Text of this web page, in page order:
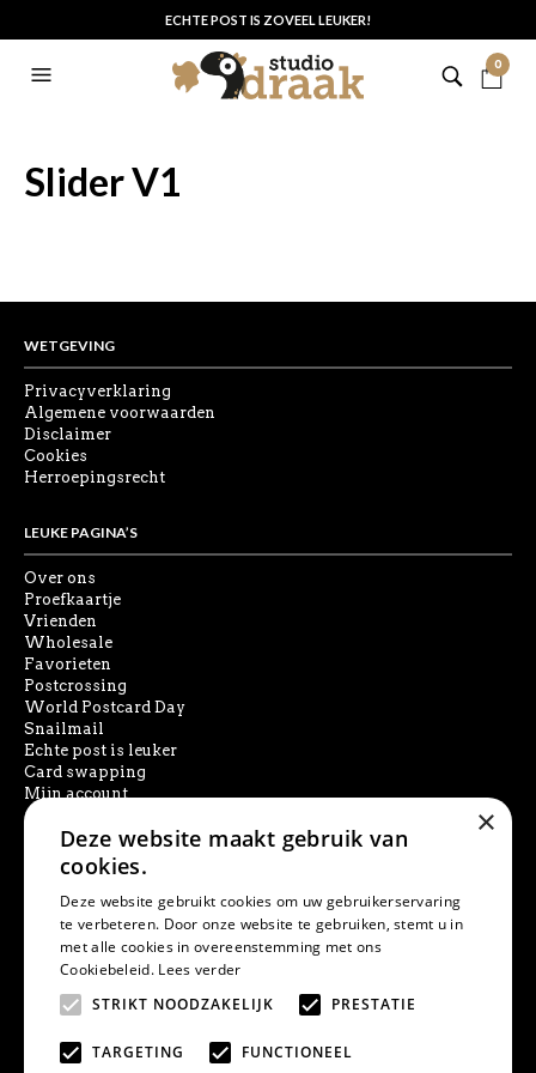
ECHTE POST IS ZOVEEL LEUKER!
0
Slider V1
WETGEVING
Privacyverklaring
Algemene voorwaarden
Disclaimer
Cookies
Herroepingsrecht
LEUKE PAGINA’S
Over ons
Proefkaartje
Vrienden
Wholesale
Favorieten
Postcrossing
World Postcard Day
Snailmail
Echte post is leuker
Card swapping
Mijn account
SOCIAL MEDIA
PRODUCT ZOEKEN
×
Deze website maakt gebruik van
cookies.
Deze website gebruikt cookies om uw gebruikerservaring
te verbeteren. Door onze website te gebruiken, stemt u in
met alle cookies in overeenstemming met ons
Cookiebeleid. Lees verder
STRIKT NOODZAKELIJK
PRESTATIE
TARGETING FUNCTIONEEL